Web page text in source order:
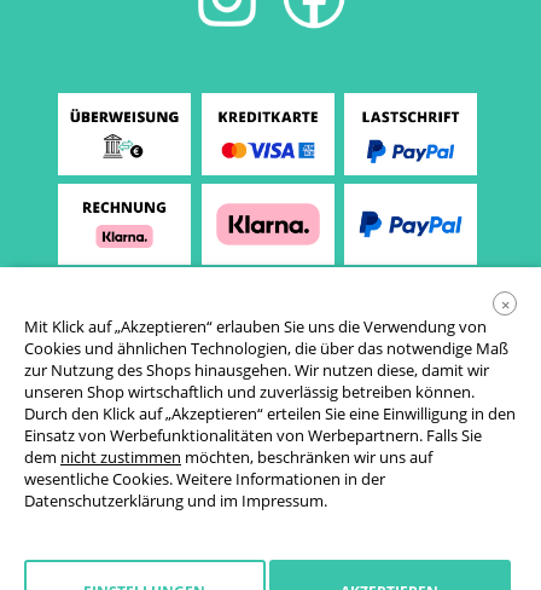
AGB
Datenschutzerklärung
Widerrufsrecht
×
Mit Klick auf „Akzeptieren“ erlauben Sie uns die Verwendung von
Cookies und ähnlichen Technologien, die über das notwendige Maß
zur Nutzung des Shops hinausgehen. Wir nutzen diese, damit wir
unseren Shop wirtschaftlich und zuverlässig betreiben können.
Durch den Klick auf „Akzeptieren“ erteilen Sie eine Einwilligung in den
Einsatz von Werbefunktionalitäten von Werbepartnern. Falls Sie
dem nicht zustimmen möchten, beschränken wir uns auf
wesentliche Cookies. Weitere Informationen in der
Datenschutzerklärung und im Impressum.